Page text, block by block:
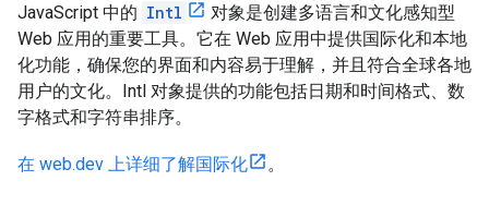
JavaScript 中的 Intl
对象是创建多语言和文化感知型
Web 应用的重要工具。它在 Web 应用中提供国际化和本地
化功能，确保您的界面和内容易于理解，并且符合全球各地
用户的文化。Intl 对象提供的功能包括日期和时间格式、数
字格式和字符串排序。
在 web.dev 上详细了解国际化 。